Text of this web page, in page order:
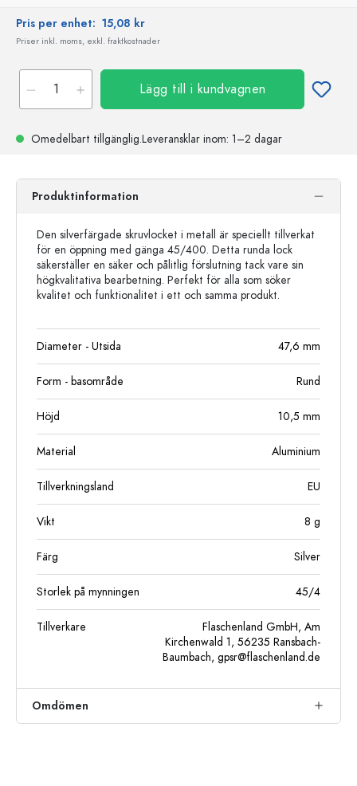
Pris per enhet: 15,08 kr
Priser inkl. moms, exkl. fraktkostnader
Lägg till i kundvagnen
Omedelbart tillgänglig.Leveransklar inom: 1–2 dagar
Produktinformation
Den silverfärgade skruvlocket i metall är speciellt tillverkat
för en öppning med gänga 45/400. Detta runda lock
säkerställer en säker och pålitlig förslutning tack vare sin
högkvalitativa bearbetning. Perfekt för alla som söker
kvalitet och funktionalitet i ett och samma produkt.
Diameter - Utsida 47,6 mm
Form - basområde Rund
Höjd 10,5 mm
Material Aluminium
Tillverkningsland EU
Vikt 8 g
Färg Silver
Storlek på mynningen 45/4
Tillverkare
Flaschenland GmbH, Am
Kirchenwald 1, 56235 Ransbach-
Baumbach, gpsr@flaschenland.de
Omdömen